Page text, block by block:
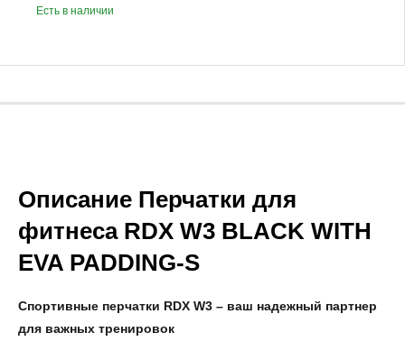
Есть в наличии
Описание Перчатки для
фитнеса RDX W3 BLACK WITH
EVA PADDING-S
Спортивные перчатки RDX W3 – ваш надежный партнер
для важных тренировок